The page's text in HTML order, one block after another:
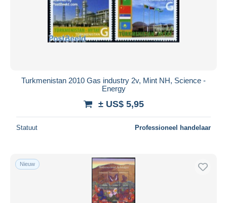
Turkmenistan 2010 Gas industry 2v, Mint NH, Science -
Energy
± US$ 5,95
Statuut Professioneel handelaar
Nieuw